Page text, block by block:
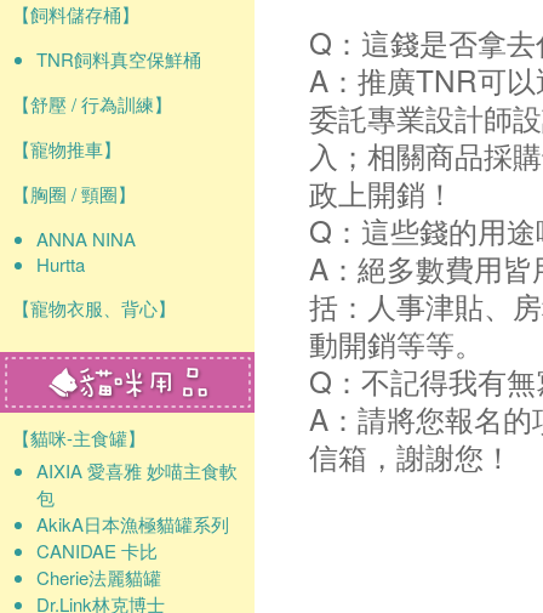
【飼料儲存桶】
TNR飼料真空保鮮桶
【舒壓 / 行為訓練】
【寵物推車】
【胸圈 / 頸圈】
ANNA NINA
Hurtta
【寵物衣服、背心】
【貓咪-主食罐】
AIXIA 愛喜雅 妙喵主食軟
包
AkikA日本漁極貓罐系列
CANIDAE 卡比
Cherie法麗貓罐
Dr.Link林克博士
Q：這錢是否拿
A：推廣TNR可
委託專業設計師
入；相關商品採
政上開銷！
Q：這些錢的用
A：絕多數費用
括：人事津貼、
動開銷等等。
Q：不記得我有
A：請將您報名
信箱，謝謝您！